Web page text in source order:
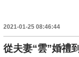
2021-01-25 08:46:44
從夫妻“雲”婚禮